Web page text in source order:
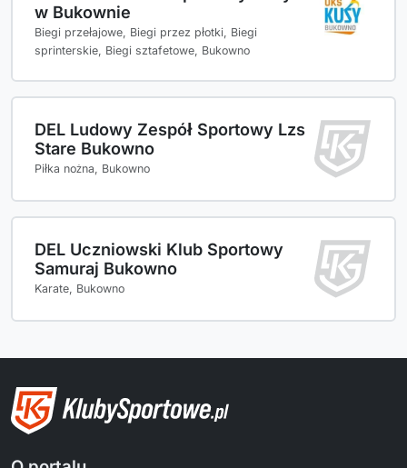
w Bukownie
Biegi przełajowe, Biegi przez płotki, Biegi
sprinterskie, Biegi sztafetowe, Bukowno
DEL Ludowy Zespół Sportowy Lzs
Stare Bukowno
Piłka nożna, Bukowno
DEL Uczniowski Klub Sportowy
Samuraj Bukowno
Karate, Bukowno